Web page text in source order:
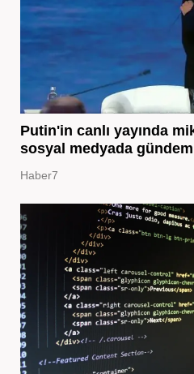
Putin'in canlı yayında
sosyal medyada
Haber7